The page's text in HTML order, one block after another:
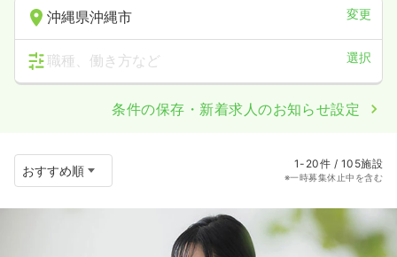
沖縄県沖縄市 変更
職種、働き方など 選択
条件の保存・新着求人のお知らせ設定
1-20件 / 105施設
※一時募集休止中を含む